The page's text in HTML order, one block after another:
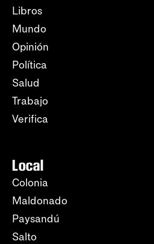
Libros
Mundo
Opinión
Política
Salud
Trabajo
Verifica
Local
Colonia
Maldonado
Paysandú
Salto